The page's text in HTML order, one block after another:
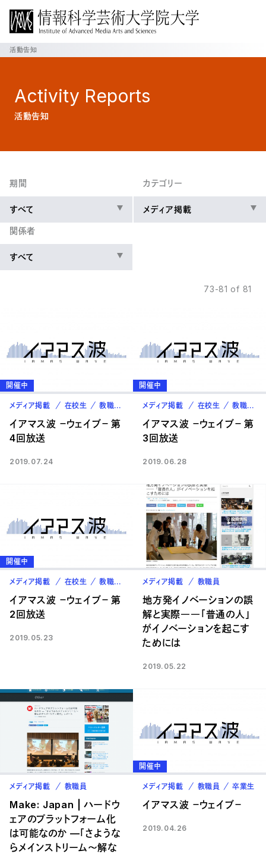
活動告知
Activity Reports
活動告知
期間
すべて
カテゴリー
メディア掲載
関係者
すべて
73-81 of 81
開催中
メディア掲載 在校生 教職員 卒業生
イアマス波 －ウェイブ－ 第
4回放送
2019.07.24
開催中
メディア掲載 在校生 教職員
イアマス波 －ウェイブ－ 第
3回放送
2019.06.28
開催中
メディア掲載 在校生 教職員 卒業生
イアマス波 －ウェイブ－ 第
2回放送
2019.05.23
メディア掲載 教職員
地方発イノベーションの誤
解と実際――「普通の人」
がイノベーションを起こす
ためには
2019.05.22
メディア掲載 教職員
Make: Japan | ハードウ
ェアのプラットフォーム化
は可能なのか —「さような
らメインストリーム〜解な
開催中
メディア掲載 教職員 卒業生
イアマス波 －ウェイブ－
2019.04.26